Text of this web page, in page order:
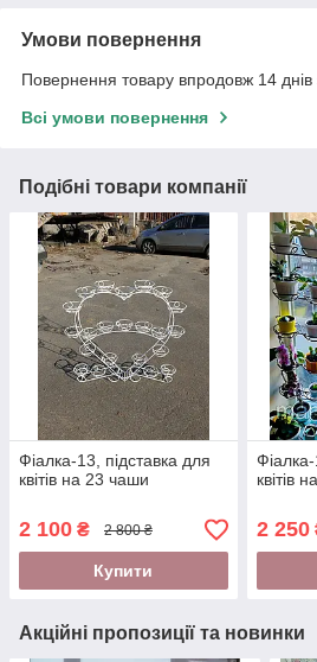
Умови повернення
Повернення товару впродовж 14 днів
Всі умови повернення
Подібні товари компанії
Фіалка-13, підставка для
квітів на 23 чаши
2 100 ₴ 2 800 ₴
Купити
квітів
2 250
Акційні пропозиції та новинки